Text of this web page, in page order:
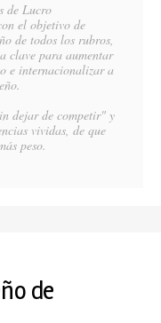
de Lucro
el objetivo de
de todos los rubros,
clave para aumentar
e internacionalizar a
dejar de competir" y
vividas, de que
peso.
de